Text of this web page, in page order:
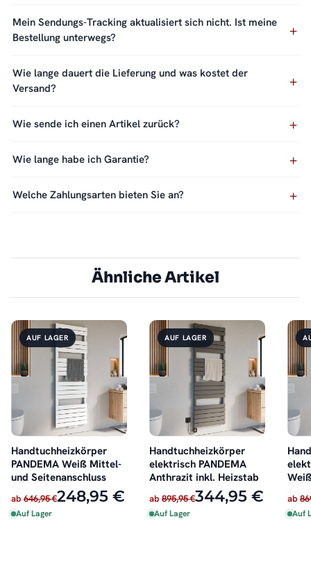
Mein Sendungs-Tracking aktualisiert sich nicht. Ist meine
Bestellung unterwegs?
Wie lange dauert die Lieferung und was kostet der
Versand?
Wie sende ich einen Artikel zurück?
Wie lange habe ich Garantie?
Welche Zahlungsarten bieten Sie an?
Ähnliche Artikel
AUF LAGER
Handtuchheizkörper
PANDEMA Weiß Mittel-
und Seitenanschluss
ab 646,95 €248,95 €
Auf Lager
AUF LAGER
Handtuchheizkörper
elektrisch PANDEMA
Anthrazit inkl. Heizstab
ab 895,95 €344,95 €
Auf Lager
ab
Auf